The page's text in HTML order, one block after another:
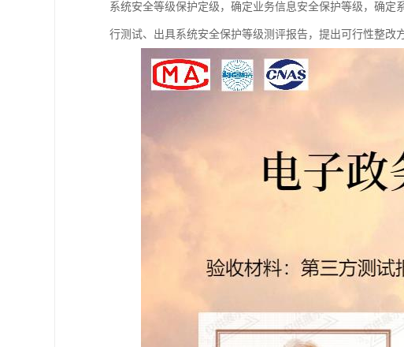
系统安全等级保护定级，确定业务信息安全保护等级，确
行测试、出具系统安全保护等级测评报告，提出可行性整改